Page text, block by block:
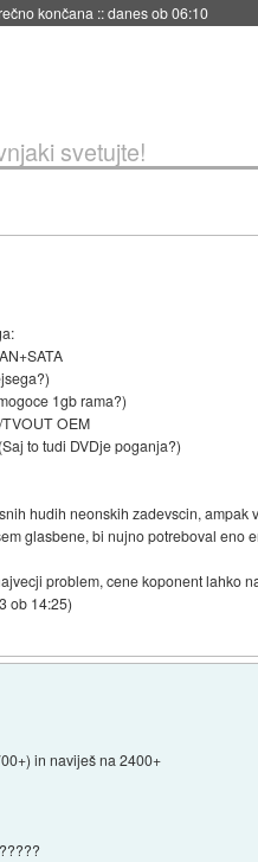
ob 06:09
svetujte!
1gb rama?)
OEM
to tudi DVDje poganja?)
hudih neonskih zadevscin,
glasbene, bi nujno potreboval eno
problem, cene koponent lahko
ob 14:25)
in naviješ na 2400+